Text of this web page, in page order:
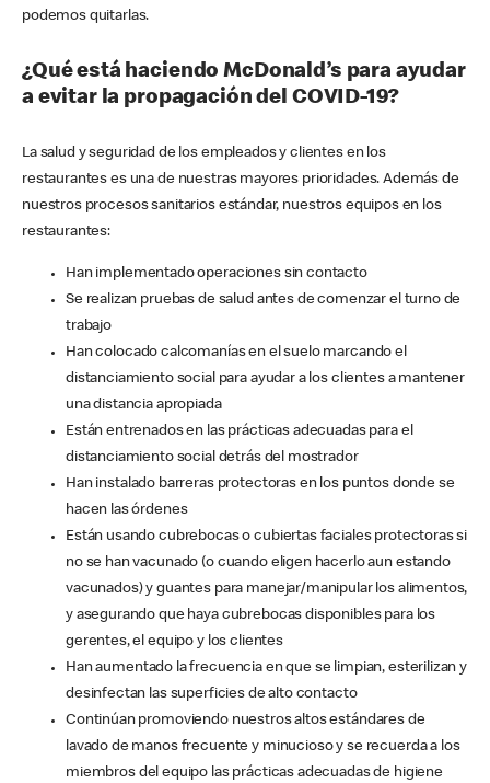
podemos quitarlas.
¿Qué está haciendo McDonald’s para ayudar
a evitar la propagación del COVID-19?
La salud y seguridad de los empleados y clientes en los
restaurantes es una de nuestras mayores prioridades. Además de
nuestros procesos sanitarios estándar, nuestros equipos en los
restaurantes:
Han implementado operaciones sin contacto
Se realizan pruebas de salud antes de comenzar el turno de
trabajo
Han colocado calcomanías en el suelo marcando el
distanciamiento social para ayudar a los clientes a mantener
una distancia apropiada
Están entrenados en las prácticas adecuadas para el
distanciamiento social detrás del mostrador
Han instalado barreras protectoras en los puntos donde se
hacen las órdenes
Están usando cubrebocas o cubiertas faciales protectoras si
no se han vacunado (o cuando eligen hacerlo aun estando
vacunados) y guantes para manejar/manipular los alimentos,
y asegurando que haya cubrebocas disponibles para los
gerentes, el equipo y los clientes
Han aumentado la frecuencia en que se limpian, esterilizan y
desinfectan las superficies de alto contacto
Continúan promoviendo nuestros altos estándares de
lavado de manos frecuente y minucioso y se recuerda a los
miembros del equipo las prácticas adecuadas de higiene